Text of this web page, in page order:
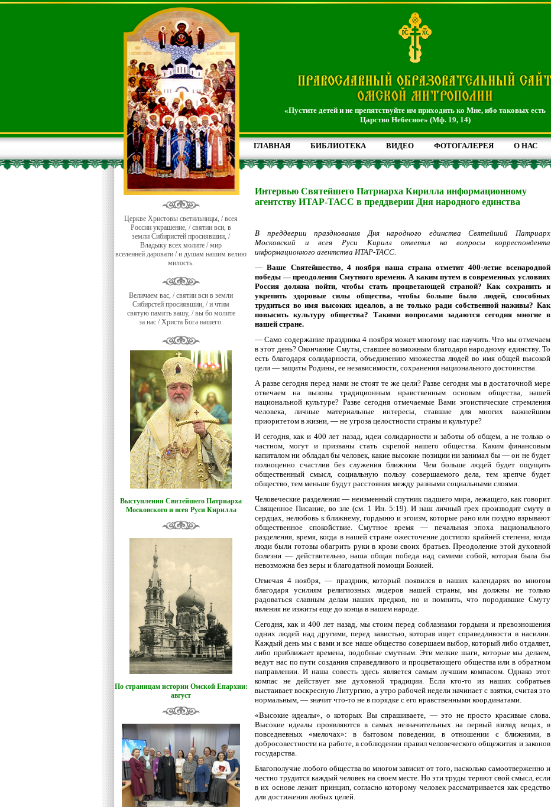
«Пустите детей и не препятствуйте им приходить ко Мне, ибо таковых есть
Царство Небесное» (Мф. 19, 14)
ГЛАВНАЯ БИБЛИОТЕКА ВИДЕО ФОТОГАЛЕРЕЯ О НАС
Церкве Христовы светильницы, / всея
России украшение, / святии вси, в
земли Сибиристей просиявшии, /
Владыку всех молите / мир
вселенней даровати / и душам нашим велию
милость.
Величаем вас, / святии вси в земли
Сибирстей просиявшии, / и чтим
святую память вашу, / вы бо молите
за нас / Христа Бога нашего.
Выступления Святейшего Патриарха
Московского и всея Руси Кирилла
По страницам истории Омской Епархии:
август
Интервью Святейшего Патриарха Кирилла информационному
агентству ИТАР-ТАСС в преддверии Дня народного единства
В преддверии празднования Дня народного единства Святейший Патриарх
Московский и всея Руси Кирилл ответил на вопросы корреспондента
информационного агентства ИТАР-ТАСС.
— Ваше Святейшество, 4 ноября наша страна отметит 400-летие всенародной
победы — преодоления Смутного времени. А каким путем в современных условиях
Россия должна пойти, чтобы стать процветающей страной? Как сохранить и
укрепить здоровые силы общества, чтобы больше было людей, способных
трудиться во имя высоких идеалов, а не только ради собственной наживы? Как
повысить культуру общества? Такими вопросами задаются сегодня многие в
нашей стране.
— Само содержание праздника 4 ноября может многому нас научить. Что мы отмечаем
в этот день? Окончание Смуты, ставшее возможным благодаря народному единству. То
есть благодаря солидарности, объединению множества людей во имя общей высокой
цели — защиты Родины, ее независимости, сохранения национального достоинства.
А разве сегодня перед нами не стоят те же цели? Разве сегодня мы в достаточной мере
отвечаем на вызовы традиционным нравственным основам общества, нашей
национальной культуре? Разве сегодня отмечаемые Вами эгоистические стремления
человека, личные материальные интересы, ставшие для многих важнейшим
приоритетом в жизни, — не угроза целостности страны и культуре?
И сегодня, как и 400 лет назад, идеи солидарности и заботы об общем, а не только о
частном, могут и призваны стать скрепой нашего общества. Каким финансовым
капиталом ни обладал бы человек, какие высокие позиции ни занимал бы — он не будет
полноценно счастлив без служения ближним. Чем больше людей будет ощущать
общественный смысл, социальную пользу совершаемого дела, тем крепче будет
общество, тем меньше будут расстояния между разными социальными слоями.
Человеческие разделения — неизменный спутник падшего мира, лежащего, как говорит
Священное Писание, во зле (см. 1 Ин. 5:19). И наш личный грех производит смуту в
сердцах, нелюбовь к ближнему, гордыню и эгоизм, которые рано или поздно взрывают
общественное спокойствие. Смутное время — печальная эпоха национального
разделения, время, когда в нашей стране ожесточение достигло крайней степени, когда
люди были готовы обагрить руки в крови своих братьев. Преодоление этой духовной
болезни — действительно, наша общая победа над самими собой, которая была бы
невозможна без веры и благодатной помощи Божией.
Отмечая 4 ноября, — праздник, который появился в наших календарях во многом
благодаря усилиям религиозных лидеров нашей страны, мы должны не только
радоваться славным делам наших предков, но и помнить, что породившие Смуту
явления не изжиты еще до конца в нашем народе.
Сегодня, как и 400 лет назад, мы стоим перед соблазнами гордыни и превозношения
одних людей над другими, перед завистью, которая ищет справедливости в насилии.
Каждый день мы с вами и все наше общество совершаем выбор, который либо отдаляет,
либо приближает времена, подобные смутным. Эти мелкие шаги, которые мы делаем,
ведут нас по пути создания справедливого и процветающего общества или в обратном
направлении. И наша совесть здесь является самым лучшим компасом. Однако этот
компас не действует вне духовной традиции. Если кто-то из наших собратьев
выстаивает воскресную Литургию, а утро рабочей недели начинает с взятки, считая это
нормальным, — значит что-то не в порядке с его нравственными координатами.
«Высокие идеалы», о которых Вы спрашиваете, — это не просто красивые слова.
Высокие идеалы проявляются в самых незначительных на первый взгляд вещах, в
повседневных «мелочах»: в бытовом поведении, в отношении с ближними, в
добросовестности на работе, в соблюдении правил человеческого общежития и законов
государства.
Благополучие любого общества во многом зависит от того, насколько самоотверженно и
честно трудится каждый человек на своем месте. Но эти труды теряют свой смысл, если
в их основе лежит принцип, согласно которому человек рассматривается как средство
для достижения любых целей.